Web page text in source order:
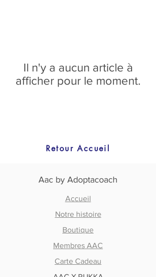
Il n'y a aucun article à
afficher pour le moment.
Retour Accueil
Aac by Adoptacoach
Accueil
Notre histoire
Boutique
Membres AAC
Carte Cadeau